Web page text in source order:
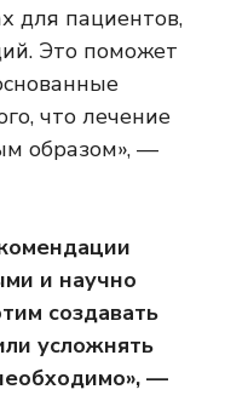
для пациентов,
Это поможет
что лечение
образом», —
и научно
создавать
усложнять
—